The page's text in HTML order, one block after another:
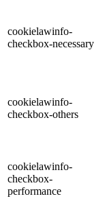
cookielawinfo-
checkbox-necessary
cookielawinfo-
checkbox-others
cookielawinfo-
checkbox-
performance